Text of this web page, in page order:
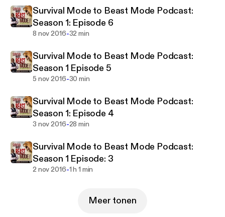
Survival Mode to Beast Mode Podcast:
Season 1: Episode 6
8 nov 2016-32 min
Survival Mode to Beast Mode Podcast:
Season 1 Episode 5
5 nov 2016-30 min
Survival Mode to Beast Mode Podcast:
Season 1: Episode 4
3 nov 2016-28 min
Survival Mode to Beast Mode Podcast:
Season 1 Episode: 3
2 nov 2016-1 h 1 min
Meer tonen